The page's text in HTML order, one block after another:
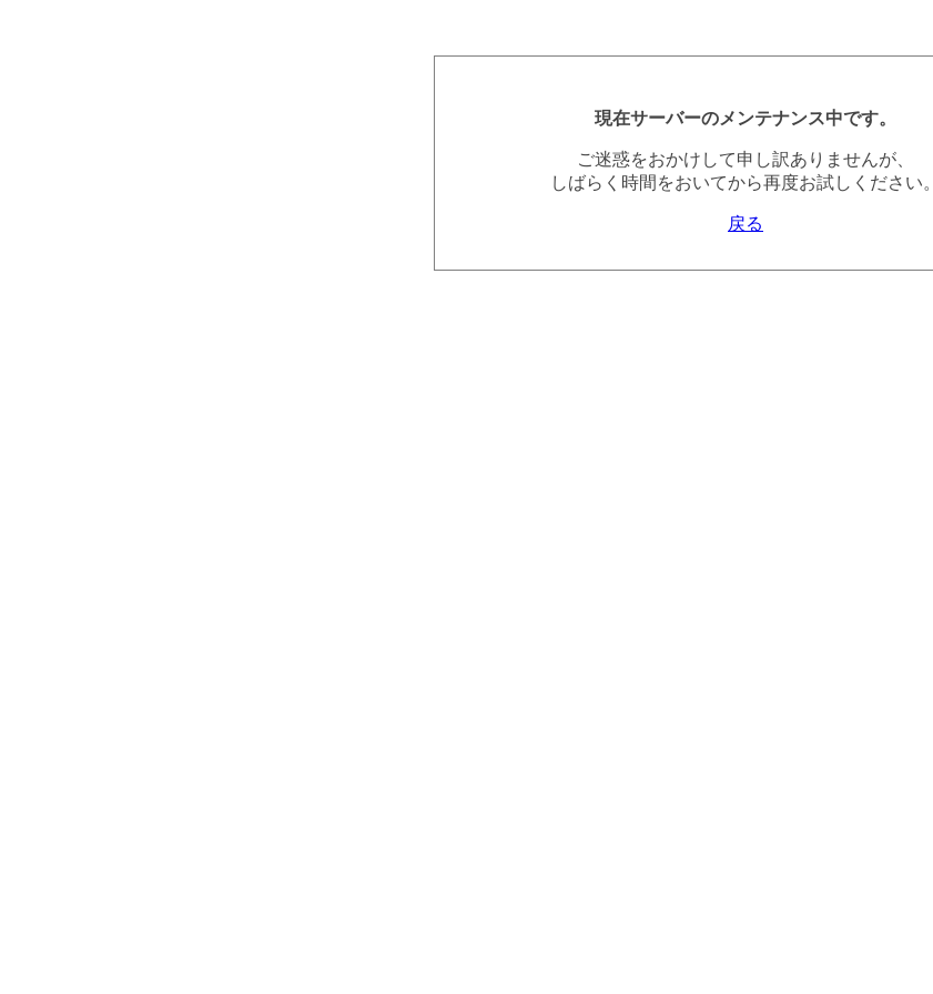
現在サーバーのメンテナンス中です。
ご迷惑をおかけして申し訳ありませんが、
しばらく時間をおいてから再度お試しください。
戻る